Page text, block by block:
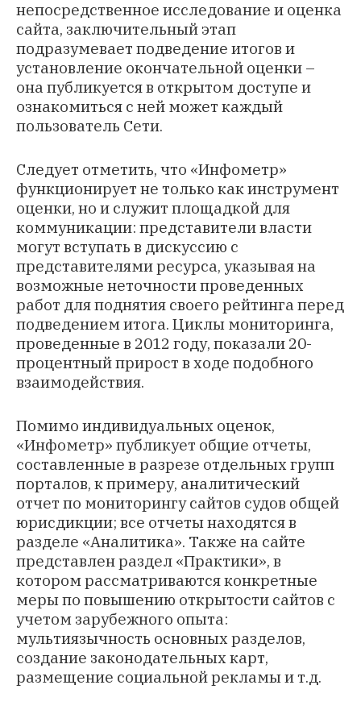
непосредственное исследование и оценка
сайта, заключительный этап
подразумевает подведение итогов и
установление окончательной оценки –
она публикуется в открытом доступе и
ознакомиться с ней может каждый
пользователь Сети.
Следует отметить, что «Инфометр»
функционирует не только как инструмент
оценки, но и служит площадкой для
коммуникации: представители власти
могут вступать в дискуссию с
представителями ресурса, указывая на
возможные неточности проведенных
работ для поднятия своего рейтинга перед
подведением итога. Циклы мониторинга,
проведенные в 2012 году, показали 20-
процентный прирост в ходе подобного
взаимодействия.
Помимо индивидуальных оценок,
«Инфометр» публикует общие отчеты,
составленные в разрезе отдельных групп
порталов, к примеру, аналитический
отчет по мониторингу сайтов судов общей
юрисдикции; все отчеты находятся в
разделе «Аналитика». Также на сайте
представлен раздел «Практики», в
котором рассматриваются конкретные
меры по повышению открытости сайтов с
учетом зарубежного опыта:
мультиязычность основных разделов,
создание законодательных карт,
размещение социальной рекламы и т.д.